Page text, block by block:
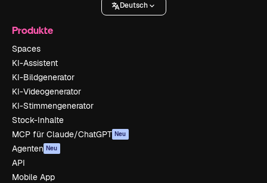
Deutsch
Produkte
Spaces
KI-Assistent
KI-Bildgenerator
KI-Videogenerator
KI-Stimmengenerator
Stock-Inhalte
MCP für Claude/ChatGPT Neu
Agenten Neu
API
Mobile App